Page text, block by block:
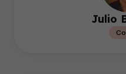
Julio